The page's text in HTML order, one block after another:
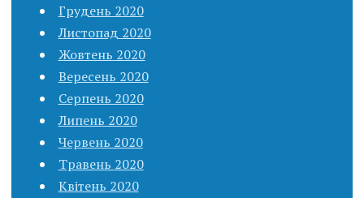
Грудень 2020
Листопад 2020
Жовтень 2020
Вересень 2020
Серпень 2020
Липень 2020
Червень 2020
Травень 2020
Квітень 2020